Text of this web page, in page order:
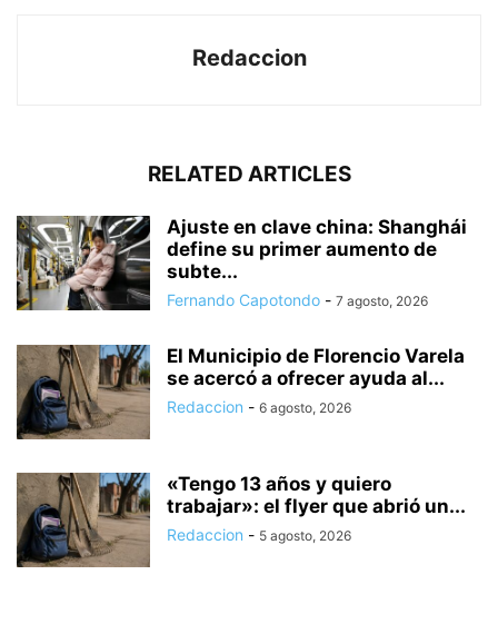
Redaccion
RELATED ARTICLES
Ajuste en clave china: Shanghái
define su primer aumento de
subte...
Fernando Capotondo - 7 agosto, 2026
El Municipio de Florencio Varela
se acercó a ofrecer ayuda al...
Redaccion - 6 agosto, 2026
«Tengo 13 años y quiero
trabajar»: el flyer que abrió un...
Redaccion - 5 agosto, 2026